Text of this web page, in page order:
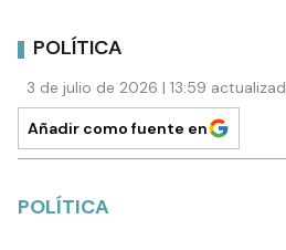
POLÍTICA
3 de julio de 2026 | 13:59
Añadir como fuente en
POLÍTICA